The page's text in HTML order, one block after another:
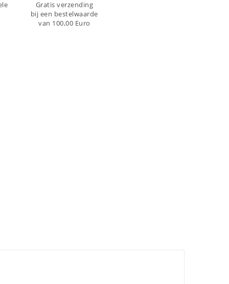
Gratis verzending
bij een bestelwaarde
van 100,00 Euro